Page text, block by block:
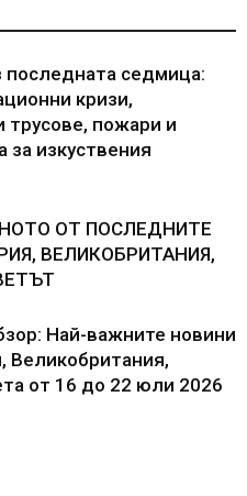
последната седмица:
кризи,
трусове, пожари и
за изкуствения
ОТ ПОСЛЕДНИТЕ
ВЕЛИКОБРИТАНИЯ,
Най-важните новини
Великобритания,
от 16 до 22 юли 2026